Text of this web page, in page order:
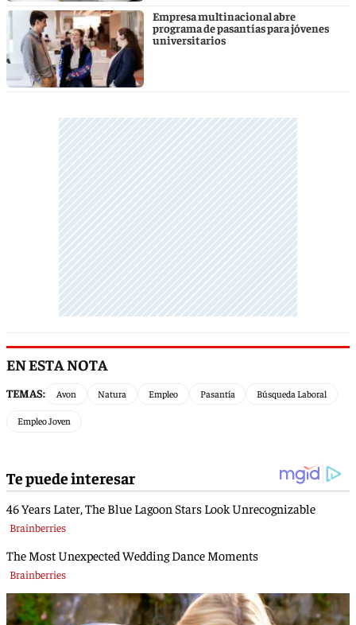
Empresa multinacional abre
programa de pasantías para jóvenes
universitarios
EN ESTA NOTA
TEMAS: Avon Natura Empleo Pasantía Búsqueda Laboral
Empleo Joven